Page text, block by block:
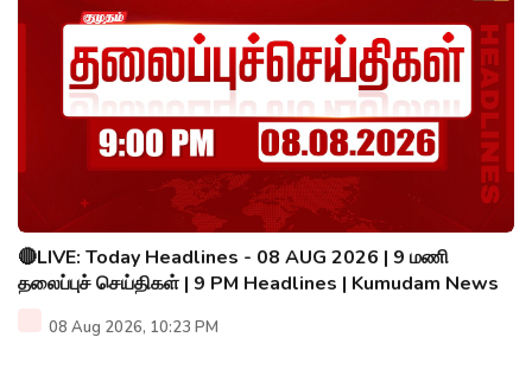
🔴LIVE: Today Headlines - 08 AUG 2026 | 9 மணி
தலைப்புச் செய்திகள் | 9 PM Headlines | Kumudam News
08 Aug 2026, 10:23 PM